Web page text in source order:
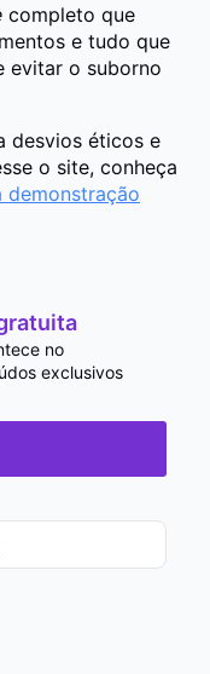
completo que
e tudo que
evitar o suborno
desvios éticos e
o site, conheça
demonstração
no
exclusivos